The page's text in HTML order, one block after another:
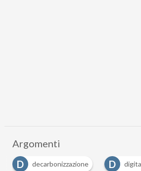
Argomenti
D
decarbonizzazione D